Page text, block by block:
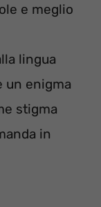
e meglio
lingua
un enigma
stigma
in